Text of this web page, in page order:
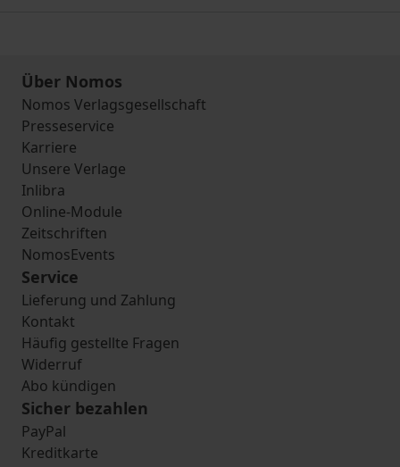
Über Nomos
Nomos Verlagsgesellschaft
Presseservice
Karriere
Unsere Verlage
Inlibra
Online-Module
Zeitschriften
NomosEvents
Service
Lieferung und Zahlung
Kontakt
Häufig gestellte Fragen
Widerruf
Abo kündigen
Sicher bezahlen
PayPal
Kreditkarte